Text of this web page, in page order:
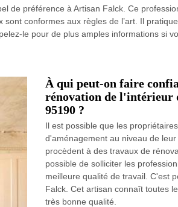
de préférence à Artisan Falck. Ce
conformes aux règles de l’art. Il
le pour de plus amples informations si
À qui peut-on faire
rénovation de l'intérieur
95190 ?
Il est possible que les
d'aménagement au niveau de
procèdent à des travaux de
possible de solliciter les
meilleure qualité de travail. C'est
Falck. Cet artisan connaît toutes
très bonne qualité.